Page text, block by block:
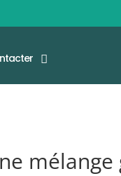
mélange